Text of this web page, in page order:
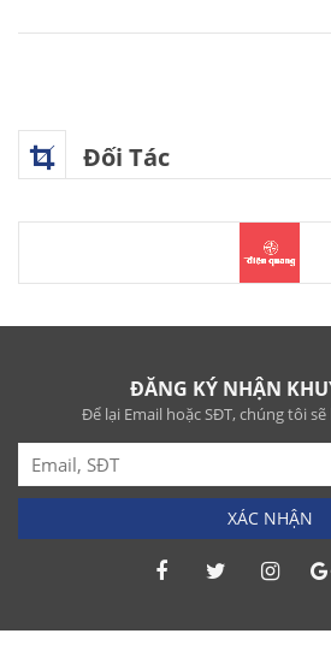
Đối Tác
ĐĂNG KÝ NHẬN
Để lại Email hoặc SĐT, chúng tôi
XÁC NHẬN